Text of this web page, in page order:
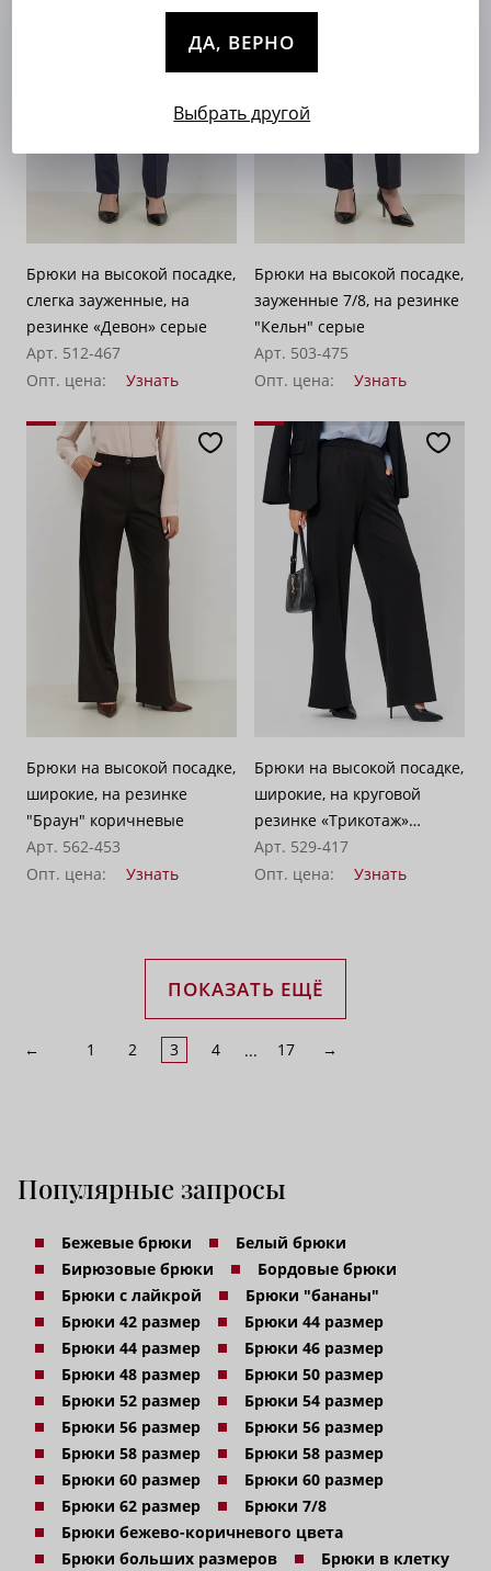
Брюки на высокой посадке,
слегка зауженные, на
резинке «Девон» серые
Арт. 512-467
Опт. цена:
Узнать
Брюки на высокой посадке,
зауженные 7/8, на резинке
"Кельн" серые
Арт. 503-475
Опт. цена:
Узнать
Брюки на высокой посадке,
широкие, на резинке
"Браун" коричневые
Арт. 562-453
Опт. цена:
Узнать
Брюки на высокой посадке,
широкие, на круговой
резинке «Трикотаж»
черные
Арт. 529-417
Опт. цена:
Узнать
ПОКАЗАТЬ ЕЩЁ
← 1 2 3 4 ... 17 →
Популярные запросы
Бежевые брюки
Белый брюки
Бирюзовые брюки
Бордовые брюки
Брюки с лайкрой
Брюки "бананы"
Брюки 42 размер
Брюки 44 размер
Брюки 44 размер
Брюки 46 размер
Брюки 48 размер
Брюки 50 размер
Брюки 52 размер
Брюки 54 размер
Брюки 56 размер
Брюки 56 размер
Брюки 58 размер
Брюки 58 размер
Брюки 60 размер
Брюки 60 размер
Брюки 62 размер
Брюки 7/8
Брюки бежево-коричневого цвета
Брюки больших размеров
Брюки в клетку
ДА, ВЕРНО
Выбрать другой